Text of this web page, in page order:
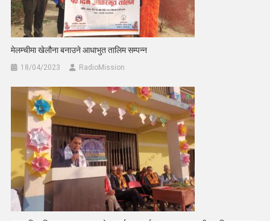
मेलम्चीमा खेलौना बनाउने आधाभुत तालिम सम्पन्न
18/04/2023 RadioMission